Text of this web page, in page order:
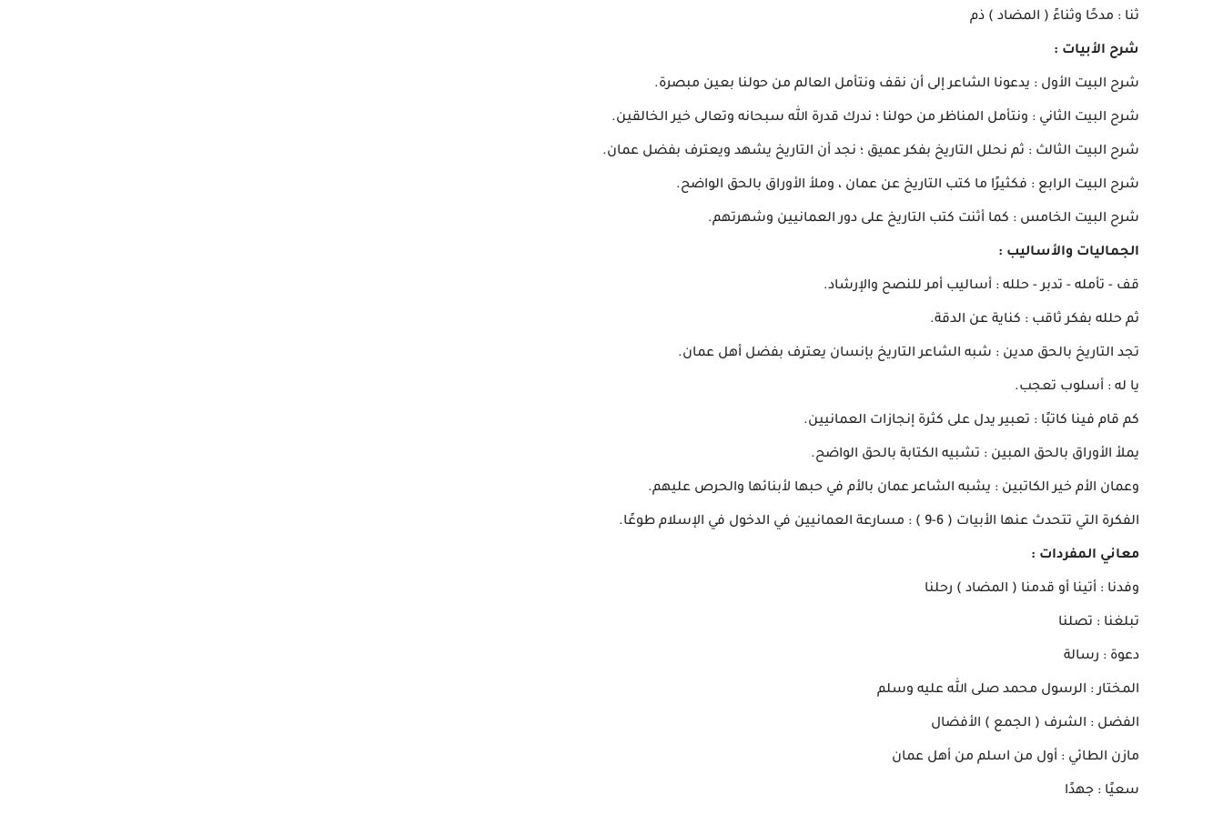
ثنا : مدحًا وثناءً ( المضاد ) ذم
شرح الأبيات :
شرح البيت الأول : يدعونا الشاعر إلى أن نقف ونتأمل العالم من حولنا بعين مبصرة.
شرح البيت الثاني : ونتأمل المناظر من حولنا ؛ ندرك قدرة الله سبحانه وتعالى خير الخالقين.
شرح البيت الثالث : ثم نحلل التاريخ بفكر عميق ؛ نجد أن التاريخ يشهد ويعترف بفضل عمان.
شرح البيت الرابع : فكثيرًا ما كتب التاريخ عن عمان ، وملأ الأوراق بالحق الواضح.
شرح البيت الخامس : كما أثنت كتب التاريخ على دور العمانيين وشهرتهم.
الجماليات والأساليب :
قف - تأمله - تدبر - حلله : أساليب أمر للنصح والإرشاد.
ثم حلله بفكر ثاقب : كناية عن الدقة.
تجد التاريخ بالحق مدين : شبه الشاعر التاريخ بإنسان يعترف بفضل أهل عمان.
يا له : أسلوب تعجب.
كم قام فينا كاتبًا : تعبير يدل على كثرة إنجازات العمانيين.
يملأ الأوراق بالحق المبين : تشبيه الكتابة بالحق الواضح.
وعمان الأم خير الكاتبين : يشبه الشاعر عمان بالأم في حبها لأبنائها والحرص عليهم.
الفكرة التي تتحدث عنها الأبيات ( 6-9 ) : مسارعة العمانيين في الدخول في الإسلام طوعًا.
معاني المفردات :
وفدنا : أتينا أو قدمنا ( المضاد ) رحلنا
تبلغنا : تصلنا
دعوة : رسالة
المختار : الرسول محمد صلى الله عليه وسلم
الفضل : الشرف ( الجمع ) الأفضال
مازن الطائي : أول من اسلم من أهل عمان
سعيًا : جهدًا